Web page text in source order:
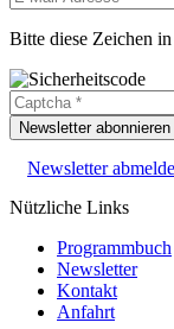
Bitte diese Zeichen
Newsletter abonnieren
Newsletter
Nützliche Links
Programmbuch
Newsletter
Kontakt
Anfahrt